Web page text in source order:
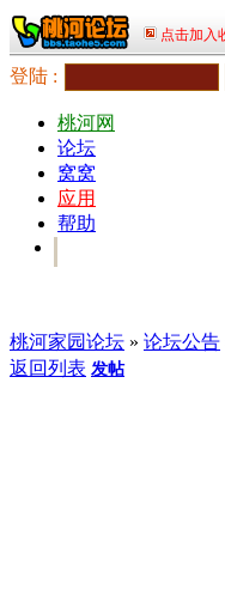
登陆 :
桃河网
论坛
窝窝
应用
帮助
桃河家园论坛 » 论坛公告
返回列表 发帖